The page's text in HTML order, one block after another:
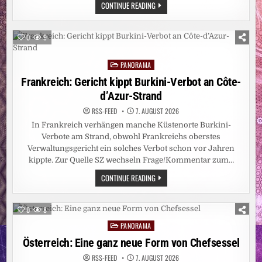
CONTINUE READINGHITZEWELLE:
REKORDTIEF:
RHEIN-
SINKT
IN
0 9
Posted
in
PANORAMA
Frankreich: Gericht kippt Burkini-Verbot an Côte-
d’Azur-Strand
RSS-FEED 7. AUGUST 2026
In Frankreich verhängen manche Küstenorte Burkini-
Verbote am Strand, obwohl Frankreichs oberstes
Verwaltungsgericht ein solches Verbot schon vor Jahren
kippte. Zur Quelle SZ wechseln Frage/Kommentar zum…
CONTINUE READINGFRANKREICH:
GERICHT
KIPPT
VERBOT
AN
STRAND
0 8
PostedPANORAMA
Österreich: Eine ganz neue Form von Chefsessel
RSS-FEED 7. AUGUST 2026